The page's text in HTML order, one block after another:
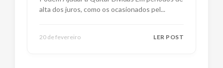
alta dos juros, como os ocasionados pel...
20 de fevereiro LER POST